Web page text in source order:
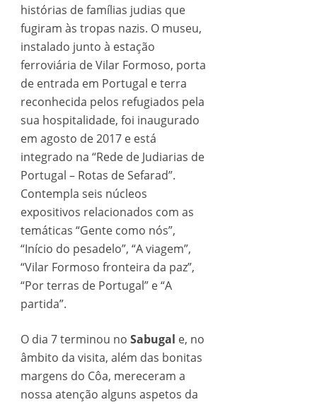
histórias de famílias judias que
fugiram às tropas nazis. O museu,
instalado junto à estação
ferroviária de Vilar Formoso, porta
de entrada em Portugal e terra
reconhecida pelos refugiados pela
sua hospitalidade, foi inaugurado
em agosto de 2017 e está
integrado na “Rede de Judiarias de
Portugal – Rotas de Sefarad”.
Contempla seis núcleos
expositivos relacionados com as
temáticas “Gente como nós”,
“Início do pesadelo”, “A viagem”,
“Vilar Formoso fronteira da paz”,
“Por terras de Portugal” e “A
partida”.
O dia 7 terminou no Sabugal e, no
âmbito da visita, além das bonitas
margens do Côa, mereceram a
nossa atenção alguns aspetos da